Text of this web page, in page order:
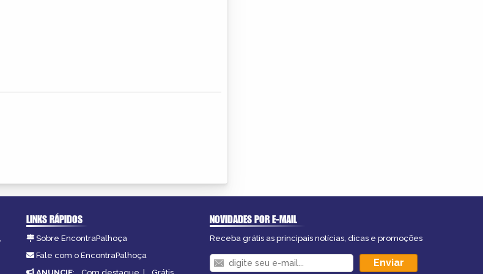
LINKS RÁPIDOS
Sobre EncontraPalhoça
Fale com o EncontraPalhoça
NOVIDADES POR E-MAIL
Receba grátis as principais notícias, dicas e promoções